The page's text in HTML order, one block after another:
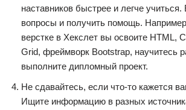
наставников быстрее и легче
вопросы и получить помощь.
верстке в Хекслет вы освоите HTML,
Grid, фреймворк Bootstrap, научитесь
выполните дипломный проект.
Не сдавайтесь, если что-то кажется
Ищите информацию в разных